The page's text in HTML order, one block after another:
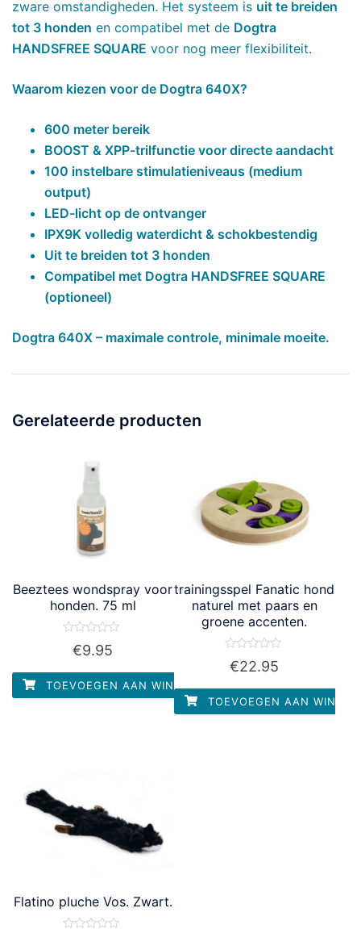
zware omstandigheden. Het systeem is uit te breiden
tot 3 honden en compatibel met de Dogtra
HANDSFREE SQUARE voor nog meer flexibiliteit.
Waarom kiezen voor de Dogtra 640X?
600 meter bereik
BOOST & XPP-trilfunctie voor directe aandacht
100 instelbare stimulatieniveaus (medium
output)
LED-licht op de ontvanger
IPX9K volledig waterdicht & schokbestendig
Uit te breiden tot 3 honden
Compatibel met Dogtra HANDSFREE SQUARE
(optioneel)
Dogtra 640X – maximale controle, minimale moeite.
Gerelateerde producten
Beeztees wondspray voor
honden. 75 ml
Waardering
5
€9.95
TOEVOEGEN AAN WINKELWAGEN
trainingsspel Fanatic hond
naturel met paars en
groene accenten.
Waardering
0
5
€22.95
TOEVOEGEN AAN
Flatino pluche Vos. Zwart.